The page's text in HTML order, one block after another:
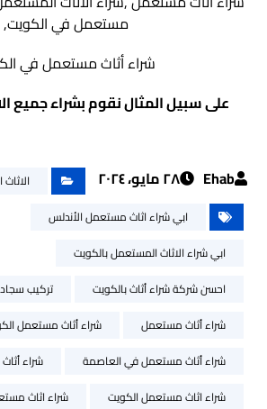
مستعمل في الكويت,
شراء أثاث مستعمل في
على سبيل المثال نقوم بشراء جميع
Ehab ٢٨ مايو، ٢٠٢٤
ابي شراء اثاث مستعمل الأندلس
ابي شراء الاثاث المستعمل بالكويت
احسن شركة شراء أثاث بالكويت
تركيب
شراء أثاث مستعمل
شراء أثاث مستعمل
شراء أثاث مستعمل في العاصمة
شراء
شراء اثاث مستعمل الكويت
شراء اثاث